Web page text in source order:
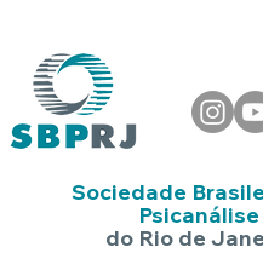
Sociedade
Psicanálise
do Rio de